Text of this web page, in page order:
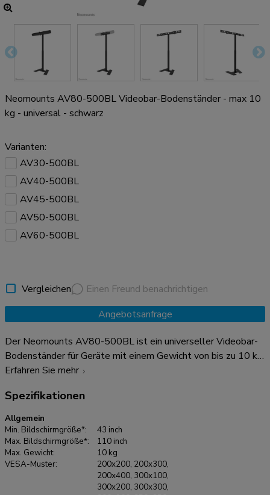
Neomounts AV80-500BL Videobar-Bodenständer - max 10
kg - universal - schwarz
Varianten:
AV30-500BL
AV40-500BL
AV45-500BL
AV50-500BL
AV60-500BL
Vergleichen
Einen Freund benachrichtigen
Angebotsanfrage
Der Neomounts AV80-500BL ist ein universeller Videobar-
Bodenständer für Geräte mit einem Gewicht von bis zu 10 kg,
der frei in jedem Raum aufgestellt werden kann. Mit seiner
Microsoft Signature Teams Rooms mit Front Row-Layout
und sorgt für optimale Sichtbarkeit und professionelle
Präsentationen. Der AV80-500BL ist mit den meisten*
Videobars, PTZ-Kameras und Soundbars kompatibel,
einschließlich Logitech Rally-Lautsprechern, und bietet somit
eine breite Anwendbarkeit. Die Befestigungslöcher
ermöglichen sowohl eine Breiten- als auch eine
Erfahren Sie mehr
Spezifikationen
Allgemein
Min. Bildschirmgröße*:
43 inch
Max. Bildschirmgröße*:
110 inch
Max. Gewicht:
10 kg
VESA-Muster:
200x200, 200x300,
200x400, 300x100,
300x200, 300x300,